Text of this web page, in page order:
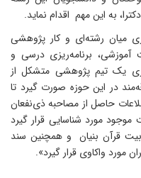
به این مهم اقدام نماید.
میان رشته‌ای و کار پژوهشی
آموزشی، برنامه‌ریزی درسی و
یک تیم پژوهشی متشکل از
در این حوزه صورت گیرد تا
حاصل از مصاحبه ذی‌نفعان
مورد شناسایی قرار گیرد
قرآن بنیان و همچنین سند
واکاوی قرار گیرد».